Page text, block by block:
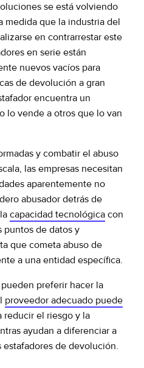
se está volviendo
medida que la industria del
en contrarrestar este
en serie están
nuevos vacíos para
de devolución a gran
encuentra un
lo vende a otros que lo van
y combatir el abuso
las empresas necesitan
aparentemente no
abusador detrás de
capacidad tecnológica con
puntos de datos y
que cometa abuso de
a una entidad específica.
preferir hacer la
proveedor adecuado puede
reducir el riesgo y la
ayudan a diferenciar a
de devolución.